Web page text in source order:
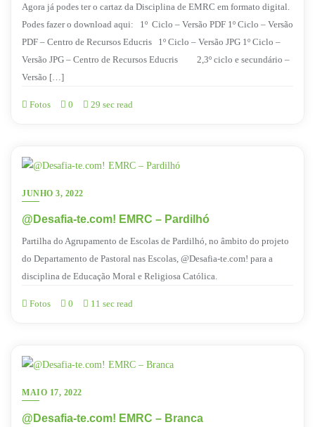
Agora já podes ter o cartaz da Disciplina de EMRC em formato digital.
Podes fazer o download aqui: 1º Ciclo – Versão PDF 1º Ciclo – Versão
PDF – Centro de Recursos Educris 1º Ciclo – Versão JPG 1º Ciclo –
Versão JPG – Centro de Recursos Educris 2,3º ciclo e secundário –
Versão […]
Fotos 0 29 sec read
JUNHO 3, 2022
@Desafia-te.com! EMRC – Pardilhó
Partilha do Agrupamento de Escolas de Pardilhó, no âmbito do projeto
do Departamento de Pastoral nas Escolas, @Desafia-te.com! para a
disciplina de Educação Moral e Religiosa Católica.
Fotos 0 11 sec read
MAIO 17, 2022
@Desafia-te.com! EMRC – Branca